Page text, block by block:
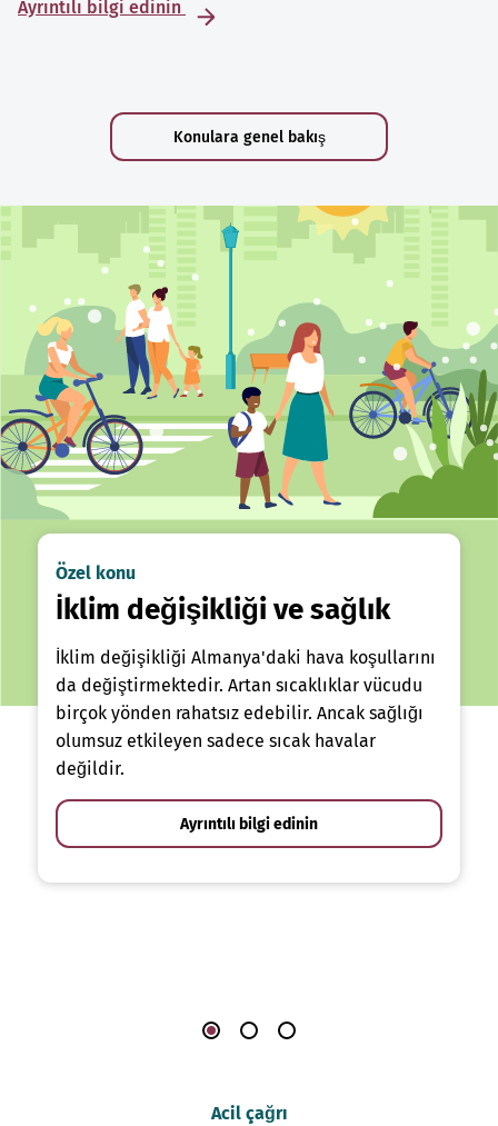
Ayrıntılı bilgi edinin
Konulara genel bakış
Özel konu
İklim değişikliği ve sağlık
İklim değişikliği Almanya'daki hava koşullarını
da değiştirmektedir. Artan sıcaklıklar vücudu
birçok yönden rahatsız edebilir. Ancak sağlığı
olumsuz etkileyen sadece sıcak havalar
değildir.
Ayrıntılı bilgi edinin
Acil çağrı